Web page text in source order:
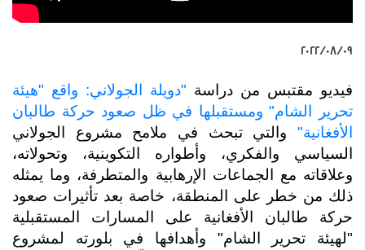
٠٩‏/٠٨‏/٢٠٢٢
فيديو مقتبس من دراسة "دويلة الجولاني: واقع "هيئة
تحرير الشام" ومستقبلها في ظل صعود حركة طالبان
الأفغانية" والتي تبحث في ملامح مشروع الجولاني
السياسي والفكري، وأطواره التكوينية، وتحولاته،
وعلاقاته مع الجماعات الإرهابية والمتطرفة، وما يمثله
ذلك من خطر على المنطقة، خاصة بعد تأثيرات صعود
حركة طالبان الأفغانية على المسارات المستقبلية
"لهيئة تحرير الشام" وأهدافها في بلورته لمشروع